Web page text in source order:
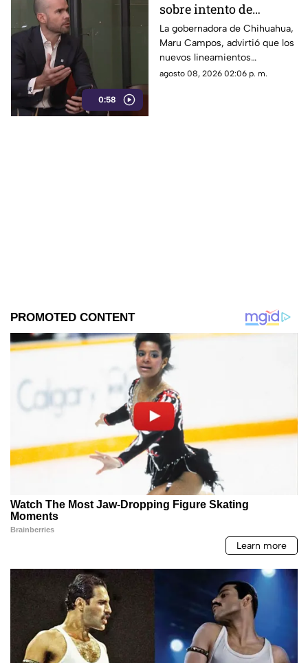
0:58
sobre intento de
censura del Gobierno
Federal bajo la nueva
ley que controla a los
medios
La gobernadora de Chihuahua,
Maru Campos, advirtió que los
nuevos lineamientos
impulsados por el Gobierno
agosto 08, 2026 02:06 p. m.